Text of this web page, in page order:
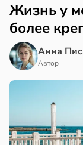
Жизнь у
более
Анна
Автор